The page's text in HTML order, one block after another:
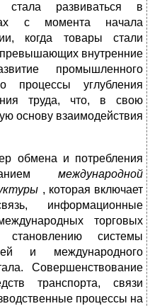
стала развиваться в
с момента начала
когда товары стали
превышающих внутренние
промышленного
процессы углубления
труда, что, в свою
основу взаимодействия
обмена и потребления
международной
, которая включает
информационные
торговых
системы
и международного
Совершенствование
транспорта, связи
процессы на